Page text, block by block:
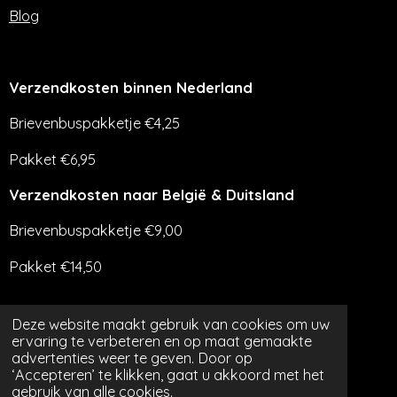
Deze website maakt gebruik van cookies om uw
ervaring te verbeteren en op maat gemaakte
advertenties weer te geven. Door op
‘Accepteren’ te klikken, gaat u akkoord met het
gebruik van alle cookies.
Blog
Verzendkosten binnen Nederland
Brievenbuspakketje €4,25
Pakket €6,95
Verzendkosten naar België & Duitsland
Brievenbuspakketje €9,00
Pakket €14,50
Er geldt een minimaal orderbedrag van €7,49